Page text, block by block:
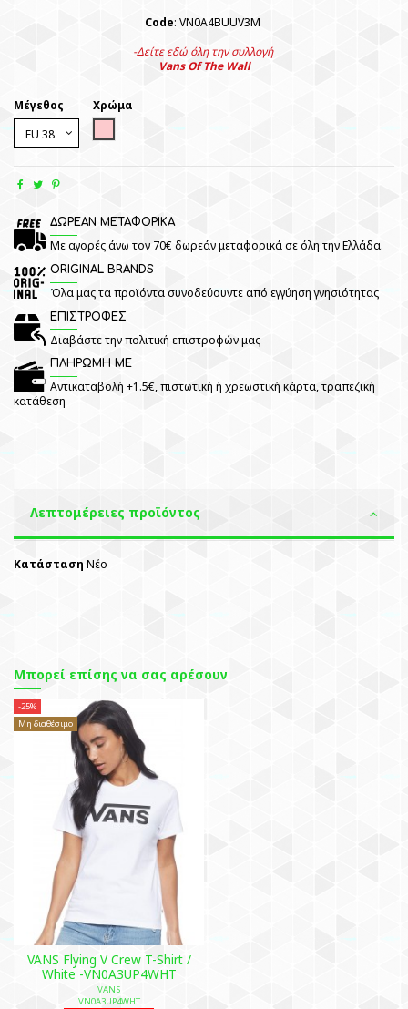
Code: VN0A4BUUV3M
-Δείτε εδώ όλη την συλλογή
Vans Of The Wall
Μέγεθος
Χρώμα
ΔΩΡΕΑΝ ΜΕΤΑΦΟΡΙΚΑ
Με αγορές άνω τον 70€ δωρεάν μεταφορικά σε όλη την Ελλάδα.
ORIGINAL BRANDS
Όλα μας τα προϊόντα συνοδεύουντε από εγγύηση γνησιότητας
ΕΠΙΣΤΡΟΦΕΣ
Διαβάστε την πολιτική επιστροφών μας
ΠΛΗΡΩΜΗ ΜΕ
Αντικαταβολή +1.5€, πιστωτική ή χρεωστική κάρτα, τραπεζική
κατάθεση
Λεπτομέρειες προϊόντος
Κατάσταση Νέο
Μπορεί επίσης να σας αρέσουν
-25%
Μη διαθέσιμο
VANS Flying V Crew T-Shirt /
White -VN0A3UP4WHT
VANS
VN0A3UP4WHT